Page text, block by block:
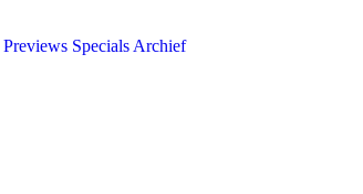
Previews Specials Archief